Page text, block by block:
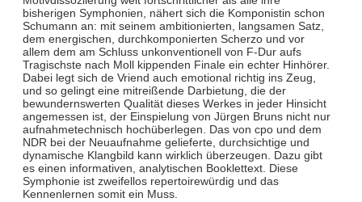
bisherigen Symphonien, nähert sich die Komponistin schon
Schumann an: mit seinem ambitionierten, langsamen Satz,
dem energischen, durchkomponierten Scherzo und vor
allem dem am Schluss unkonventionell von F-Dur aufs
Tragischste nach Moll kippenden Finale ein echter Hinhörer.
Dabei legt sich de Vriend auch emotional richtig ins Zeug,
und so gelingt eine mitreißende Darbietung, die der
bewundernswerten Qualität dieses Werkes in jeder Hinsicht
angemessen ist, der Einspielung von Jürgen Bruns nicht nur
aufnahmetechnisch hochüberlegen. Das von cpo und dem
NDR bei der Neuaufnahme gelieferte, durchsichtige und
dynamische Klangbild kann wirklich überzeugen. Dazu gibt
es einen informativen, analytischen Booklettext. Diese
Symphonie ist zweifellos repertoirewürdig und das
Kennenlernen somit ein Muss.